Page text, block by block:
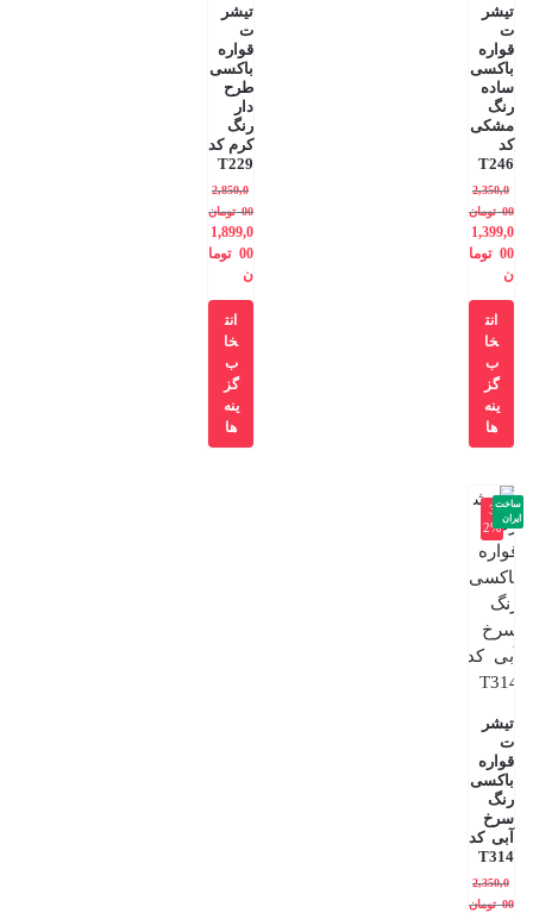
تیشر
ت
قواره
باکسی
ساده
رنگ
مشکی
کد
T246
2,350,0
00 تومان
1,399,0
00 توما
ن
انت
خا
ب
گز
ینه
ها
تیشر
ت
قواره
باکسی
طرح
دار
رنگ
کرم کد
T229
2,850,0
00 تومان
1,899,0
00 توما
ن
انت
خا
ب
گز
ینه
ها
-3
2%
تیشر
ت
قواره
باکسی
رنگ
سرخ
آبی کد
T314
2,350,0
00 تومان
ساخت
ایران